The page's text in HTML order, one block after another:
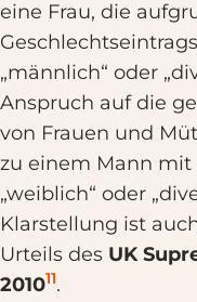
eine Frau, die
„männlich“ oder
Anspruch auf die
von Frauen und
zu einem Mann
„weiblich“ oder
Klarstellung ist
Urteils des UK
201011.